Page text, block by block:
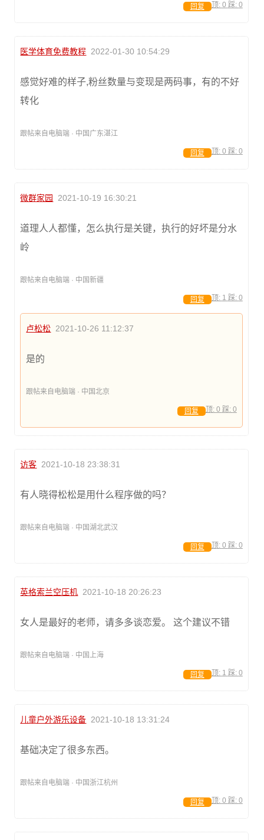
顶: 0 踩: 0
回复
医学体育免费教程 2022-01-30 10:54:29
感觉好难的样子,粉丝数量与变现是两码事，有的不好
转化
跟帖来自电脑端 · 中国广东湛江
顶: 0 踩: 0
回复
微群家园 2021-10-19 16:30:21
道理人人都懂，怎么执行是关键，执行的好坏是分水
岭
跟帖来自电脑端 · 中国新疆
顶: 1 踩: 0
回复
卢松松 2021-10-26 11:12:37
是的
跟帖来自电脑端 · 中国北京
顶: 0 踩: 0
回复
访客 2021-10-18 23:38:31
有人晓得松松是用什么程序做的吗？
跟帖来自电脑端 · 中国湖北武汉
顶: 0 踩: 0
回复
英格索兰空压机 2021-10-18 20:26:23
女人是最好的老师，请多多谈恋爱。 这个建议不错
跟帖来自电脑端 · 中国上海
顶: 1 踩: 0
回复
儿童户外游乐设备 2021-10-18 13:31:24
基础决定了很多东西。
跟帖来自电脑端 · 中国浙江杭州
顶: 0 踩: 0
回复